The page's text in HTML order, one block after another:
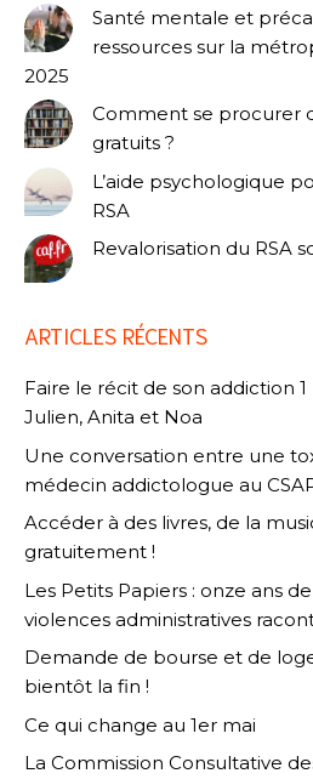
Santé mentale et
ressources sur la
2025
Comment se procurer
gratuits ?
L’aide psychologique
RSA
Revalorisation du RSA
ARTICLES RÉCENTS
Faire le récit de son addiction 1
Julien, Anita et Noa
Une conversation entre une
médecin addictologue au
Accéder à des livres, de la
gratuitement !
Les Petits Papiers : onze ans
violences administratives
Demande de bourse et de
bientôt la fin !
Ce qui change au 1er mai
La Commission Consultative